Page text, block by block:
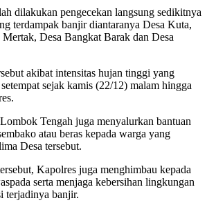
dilakukan pengecekan langsung sedikitnya
terdampak banjir diantaranya Desa Kuta,
Desa Bangkat Barak dan Desa
akibat intensitas hujan tinggi yang
sejak kamis (22/12) malam hingga
Tengah juga menyalurkan bantuan
atau beras kepada warga yang
Desa tersebut.
Kapolres juga menghimbau kepada
serta menjaga kebersihan lingkungan
terjadinya banjir.